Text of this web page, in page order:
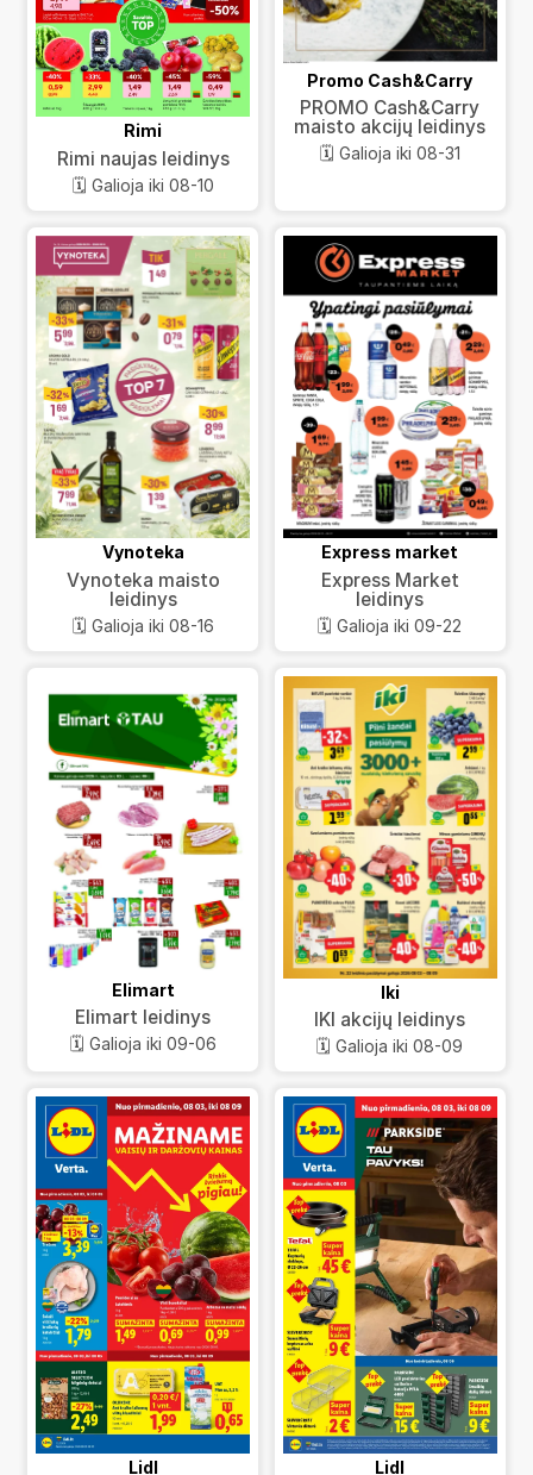
Rimi
Rimi naujas leidinys
🗓️ Galioja iki 08-10
Promo Cash&Carry
PROMO Cash&Carry
maisto akcijų leidinys
🗓️ Galioja iki 08-31
Vynoteka
Vynoteka maisto
leidinys
🗓️ Galioja iki 08-16
Express market
Express Market
leidinys
🗓️ Galioja iki 09-22
Elimart
Elimart leidinys
🗓️ Galioja iki 09-06
Iki
IKI akcijų leidinys
🗓️ Galioja iki 08-09
Lidl Lidl